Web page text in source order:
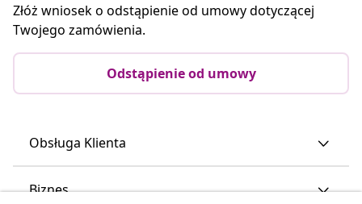
Złóż wniosek o odstąpienie od umowy dotyczącej
Twojego zamówienia.
Odstąpienie od umowy
Obsługa Klienta
Biznes